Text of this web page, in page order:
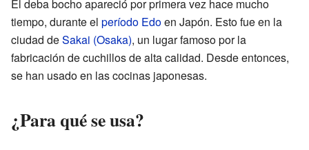
El deba bocho apareció por primera vez hace mucho
tiempo, durante el período Edoen Japón. Esto fue en la
ciudad deSakai (Osaka), un lugar famoso por la
fabricación de cuchillos de alta calidad. Desde entonces,
se han usado en las cocinas japonesas.
¿Para qué se usa?